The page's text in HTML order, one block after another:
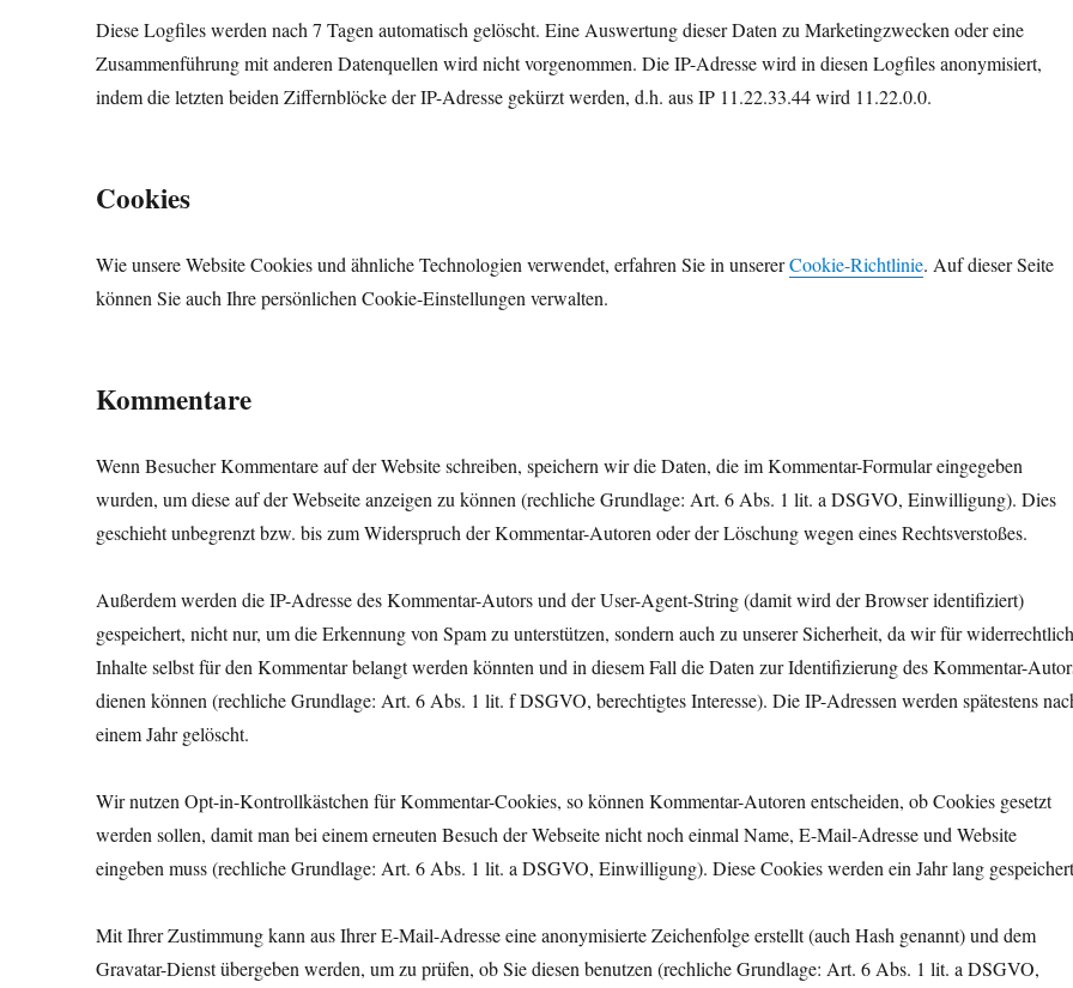
Diese Logfiles werden nach 7 Tagen automatisch gelöscht. Eine Auswertung dieser Daten zu Marketingzwecken oder eine
Zusammenführung mit anderen Datenquellen wird nicht vorgenommen. Die IP-Adresse wird in diesen Logfiles anonymisiert,
indem die letzten beiden Ziffernblöcke der IP-Adresse gekürzt werden, d.h. aus IP 11.22.33.44 wird 11.22.0.0.
Cookies
Wie unsere Website Cookies und ähnliche Technologien verwendet, erfahren Sie in unsererCookie-Richtlinie. Auf dieser Seite
können Sie auch Ihre persönlichen Cookie-Einstellungen verwalten.
Kommentare
Wenn Besucher Kommentare auf der Website schreiben, speichern wir die Daten, die im Kommentar-Formular eingegeben
wurden, um diese auf der Webseite anzeigen zu können (rechliche Grundlage: Art. 6 Abs. 1 lit. a DSGVO, Einwilligung). Dies
geschieht unbegrenzt bzw. bis zum Widerspruch der Kommentar-Autoren oder der Löschung wegen eines Rechtsverstoßes.
Außerdem werden die IP-Adresse des Kommentar-Autors und der User-Agent-String (damit wird der Browser identifiziert)
gespeichert, nicht nur, um die Erkennung von Spam zu unterstützen, sondern auch zu unserer Sicherheit, da wir für
Inhalte selbst für den Kommentar belangt werden könnten und in diesem Fall die Daten zur Identifizierung des Kommentar-
dienen können (rechliche Grundlage: Art. 6 Abs. 1 lit. f DSGVO, berechtigtes Interesse). Die IP-Adressen werden spätestens
einem Jahr gelöscht.
Wir nutzen Opt-in-Kontrollkästchen für Kommentar-Cookies, so können Kommentar-Autoren entscheiden, ob Cookies gesetzt
werden sollen, damit man bei einem erneuten Besuch der Webseite nicht noch einmal Name, E-Mail-Adresse und Website
eingeben muss (rechliche Grundlage: Art. 6 Abs. 1 lit. a DSGVO, Einwilligung). Diese Cookies werden ein Jahr lang
Mit Ihrer Zustimmung kann aus Ihrer E-Mail-Adresse eine anonymisierte Zeichenfolge erstellt (auch Hash genannt) und dem
Gravatar-Dienst übergeben werden, um zu prüfen, ob Sie diesen benutzen (rechliche Grundlage: Art. 6 Abs. 1 lit. a DSGVO,